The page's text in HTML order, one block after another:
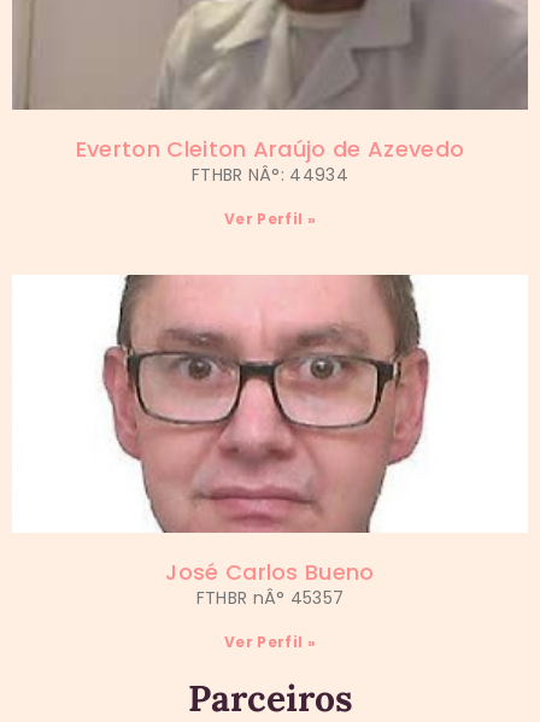
Everton Cleiton Araújo de Azevedo
FTHBR NÂ°: 44934
Ver Perfil »
José Carlos Bueno
FTHBR nÂ° 45357
Ver Perfil »
Parceiros